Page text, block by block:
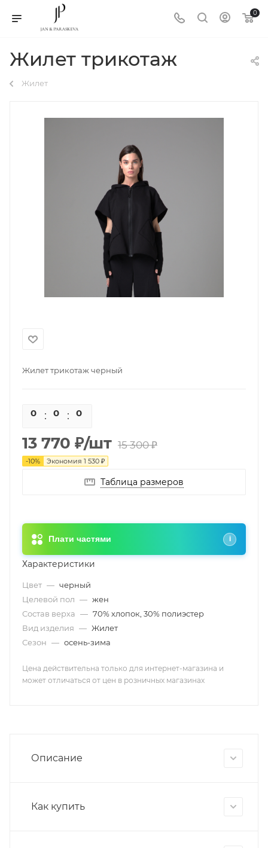
0
Жилет трикотаж
Жилет
Жилет трикотаж черный
0 0 0
13 770 ₽/шт 15 300₽
-10% Экономия 1 530 ₽
Таблица размеров
Плати частями i
Характеристики
Цвет — черный
Целевой пол — жен
Состав верха — 70% хлопок, 30% полиэстер
Вид изделия — Жилет
Сезон — осень-зима
Цена действительна только для интернет-магазина и
может отличаться от цен в розничных магазинах
Описание
Как купить